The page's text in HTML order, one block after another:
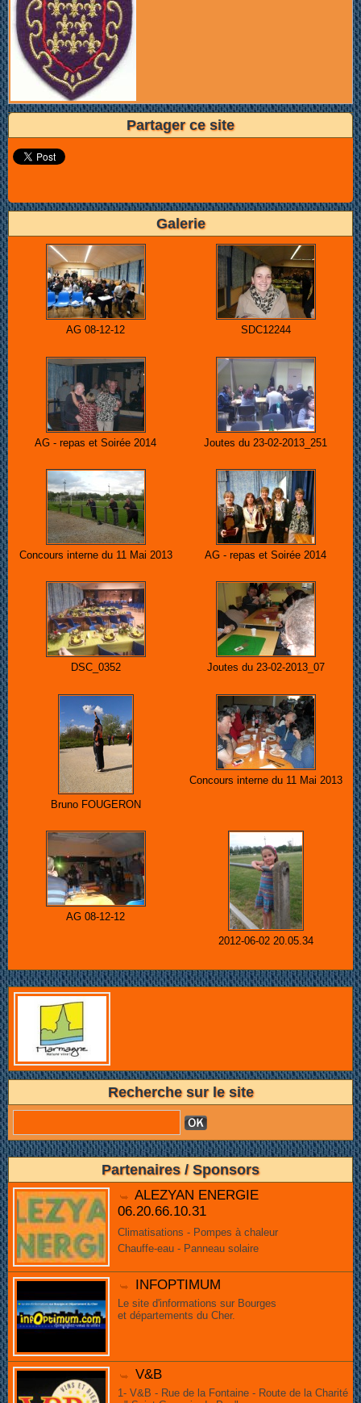
Partager ce site
Galerie
AG 08-12-12 SDC12244
AG - repas et Soirée 2014 Joutes du 23-02-2013_251
Concours interne du 11 Mai 2013 AG - repas et Soirée 2014
DSC_0352 Joutes du 23-02-2013_07
Bruno FOUGERON
Concours interne du 11 Mai 2013
AG 08-12-12
2012-06-02 20.05.34
Recherche sur le site
Partenaires / Sponsors
ALEZYAN ENERGIE
06.20.66.10.31
Climatisations - Pompes à chaleur
Chauffe-eau - Panneau solaire
INFOPTIMUM
Le site d'informations sur Bourges
et départements du Cher.
V&B
1- V&B - Rue de la Fontaine - Route de la Charité